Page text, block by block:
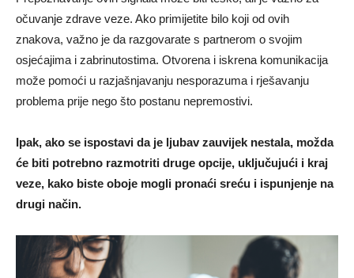
očuvanje zdrave veze. Ako primijetite bilo koji od ovih
znakova, važno je da razgovarate s partnerom o svojim
osjećajima i zabrinutostima. Otvorena i iskrena komunikacija
može pomoći u razjašnjavanju nesporazuma i rješavanju
problema prije nego što postanu nepremostivi.
Ipak, ako se ispostavi da je ljubav zauvijek nestala, možda
će biti potrebno razmotriti druge opcije, uključujući i kraj
veze, kako biste oboje mogli pronaći sreću i ispunjenje na
drugi način.